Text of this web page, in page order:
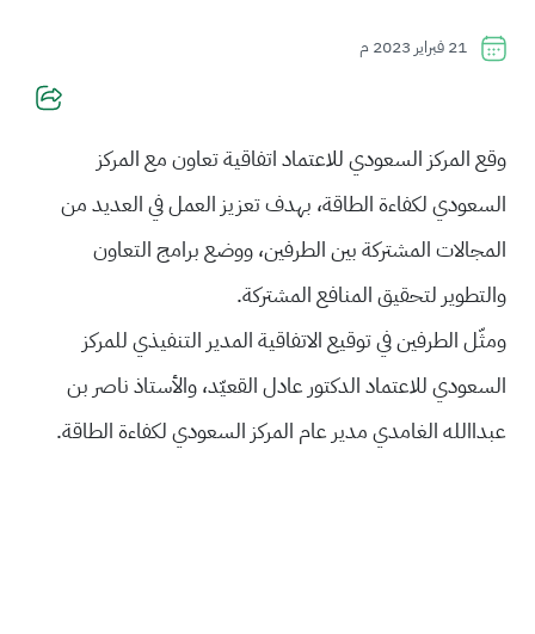
21 فبراير 2023 م
وقع المركز السعودي للاعتماد اتفاقية تعاون مع المركز
السعودي لكفاءة الطاقة، بهدف تعزيز العمل في العديد من
المجالات المشتركة بين الطرفين، ووضع برامج التعاون
والتطوير لتحقيق المنافع المشتركة.
ومثّل الطرفين في توقيع الاتفاقية المدير التنفيذي للمركز
السعودي للاعتماد الدكتور عادل القعيّد، والأستاذ ناصر بن
عبداالله الغامدي مدير عام المركز السعودي لكفاءة الطاقة.